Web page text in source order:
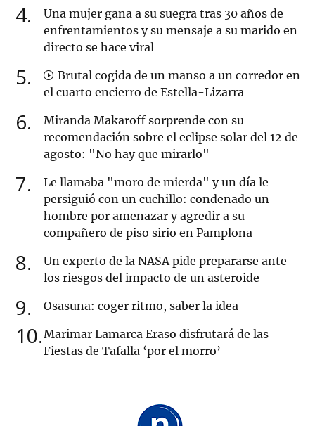
4
Una mujer gana a su suegra tras 30 años de
enfrentamientos y su mensaje a su marido en
directo se hace viral
5
Brutal cogida de un manso a un corredor en
el cuarto encierro de Estella-Lizarra
6
Miranda Makaroff sorprende con su
recomendación sobre el eclipse solar del 12 de
agosto: "No hay que mirarlo"
7
Le llamaba "moro de mierda" y un día le
persiguió con un cuchillo: condenado un
hombre por amenazar y agredir a su
compañero de piso sirio en Pamplona
8
Un experto de la NASA pide prepararse ante
los riesgos del impacto de un asteroide
9 Osasuna: coger ritmo, saber la idea
10 Marimar Lamarca Eraso disfrutará de las
Fiestas de Tafalla ‘por el morro’